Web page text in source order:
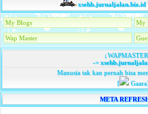
xsehb.jurnaljalan.biz.id
My Blogs My
Wap Master
-=
Manusia tak kan pernah bisa
[
META